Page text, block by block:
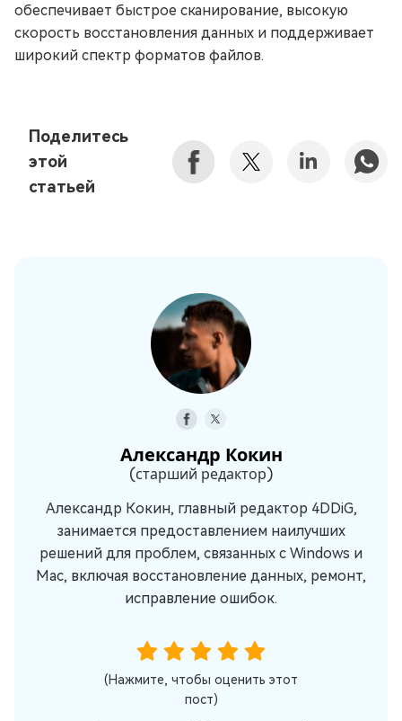
обеспечивает быстрое сканирование, высокую
скорость восстановления данных и поддерживает
широкий спектр форматов файлов.
Поделитесь
этой
статьей
Александр Кокин
(старший редактор)
Александр Кокин, главный редактор 4DDiG,
занимается предоставлением наилучших
решений для проблем, связанных с Windows и
Mac, включая восстановление данных, ремонт,
исправление ошибок.
(Нажмите, чтобы оценить этот
пост)